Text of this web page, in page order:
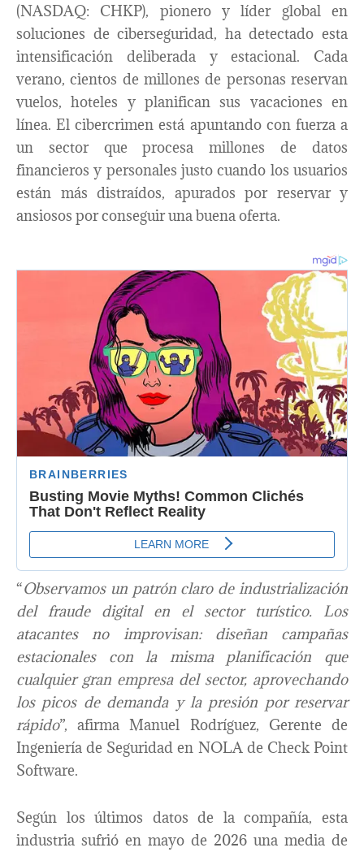
(NASDAQ: CHKP), pionero y líder global en
soluciones de ciberseguridad, ha detectado esta
intensificación deliberada y estacional. Cada
verano, cientos de millones de personas reservan
vuelos, hoteles y planifican sus vacaciones en
línea. El cibercrimen está apuntando con fuerza a
un sector que procesa millones de datos
financieros y personales justo cuando los usuarios
están más distraídos, apurados por reservar y
ansiosos por conseguir una buena oferta.
“Observamos un patrón claro de industrialización
del fraude digital en el sector turístico. Los
atacantes no improvisan: diseñan campañas
estacionales con la misma planificación que
cualquier gran empresa del sector, aprovechando
los picos de demanda y la presión por reservar
rápido”, afirma Manuel Rodríguez, Gerente de
Ingeniería de Seguridad en NOLA de Check Point
Software.
Según los últimos datos de la compañía, esta
industria sufrió en mayo de 2026 una media de